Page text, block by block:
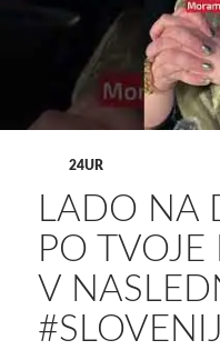
24UR
LADO NA
PO
V